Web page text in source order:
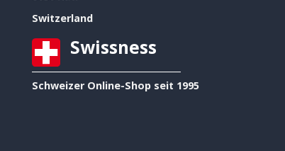
Switzerland
Swissness
Schweizer Online-Shop seit 1995